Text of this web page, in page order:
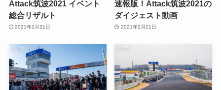
Attack筑波2021 イベント
総合リザルト
2021年2月21日
速報版！Attack筑波2021の
ダイジェスト動画
2021年2月21日